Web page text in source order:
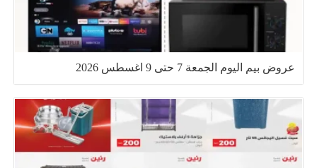
عروض بيم اليوم الجمعة 7 حتى 9 اغسطس 2026